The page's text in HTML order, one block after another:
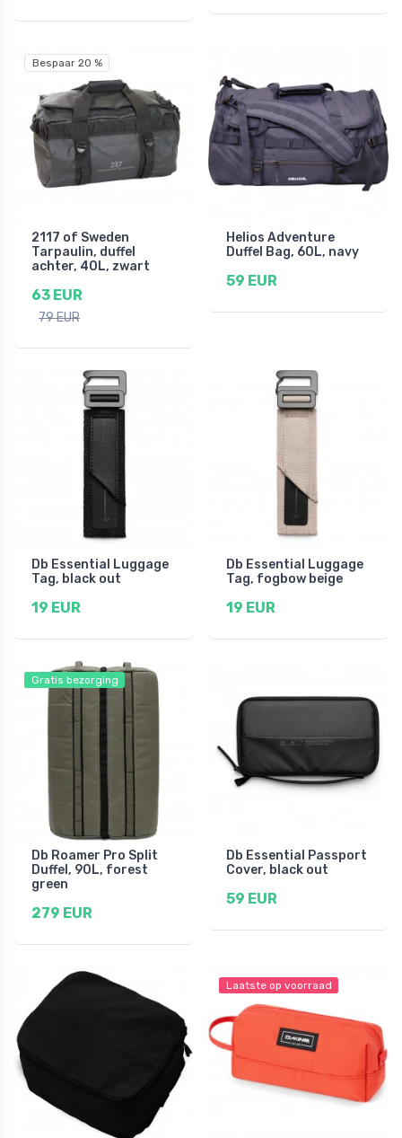
Bespaar 20 %
2117 of Sweden
Tarpaulin, duffel
achter, 40L, zwart
63 EUR
79 EUR
Helios Adventure
Duffel Bag, 60L, navy
59 EUR
Db Essential Luggage
Tag, black out
19 EUR
Db Essential Luggage
Tag, fogbow beige
19 EUR
Gratis bezorging
Db Roamer Pro Split
Duffel, 90L, forest
green
279 EUR
Db Essential Passport
Cover, black out
59 EUR
Laatste op voorraad